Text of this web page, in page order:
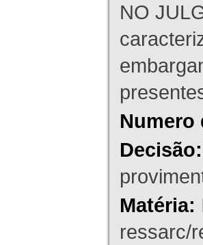
NO
Numero
Decisão:
Matéria:
ressarc/